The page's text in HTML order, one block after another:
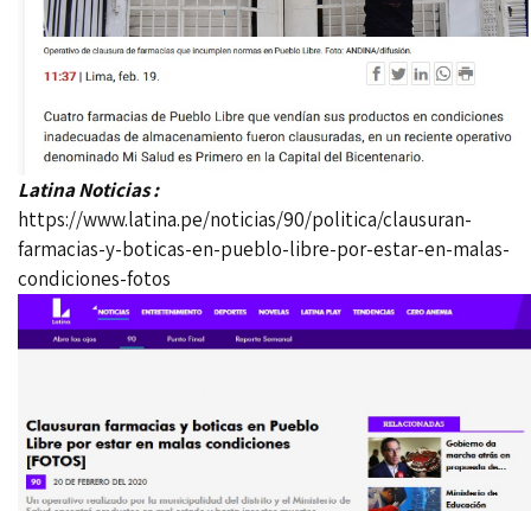
Latina Noticias :
https://www.latina.pe/noticias/90/politica/clausuran-
farmacias-y-boticas-en-pueblo-libre-por-estar-en-malas-
condiciones-fotos